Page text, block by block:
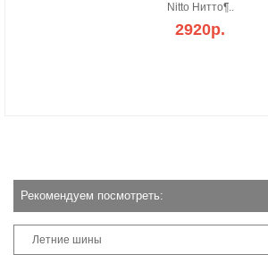
Nitto Нитто¶..
2920р.
Рекомендуем посмотреть:
Летние шины